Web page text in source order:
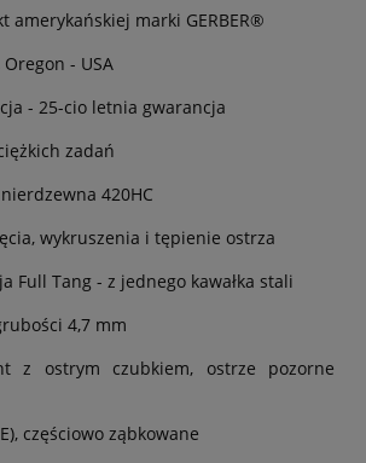
amerykańskiej marki GERBER®
- USA
- 25-cio letnia gwarancja
zadań
420HC
wykruszenia i tępienie ostrza
Full Tang - z jednego kawałka stali
4,7 mm
z ostrym czubkiem, ostrze pozorne
częściowo ząbkowane